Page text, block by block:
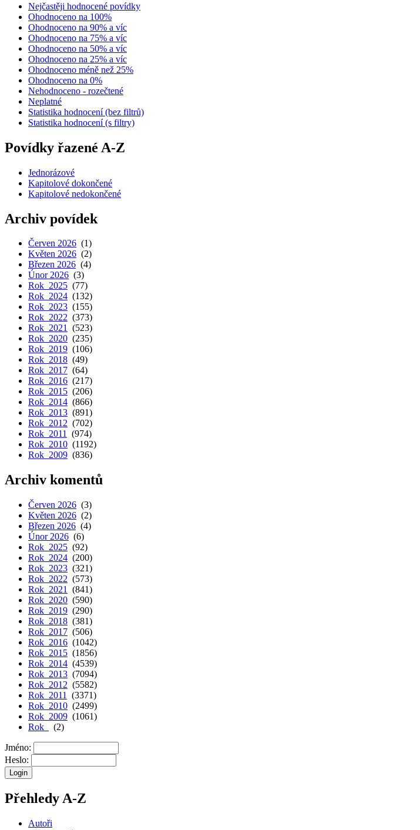
Nejčastěji hodnocené povídky
Ohodnoceno na 100%
Ohodnoceno na 90% a víc
Ohodnoceno na 75% a víc
Ohodnoceno na 50% a víc
Ohodnoceno na 25% a víc
Ohodnoceno méně než 25%
Ohodnoceno na 0%
Nehodnoceno - rozečtené
Neplatné
Statistika hodnocení (bez filtrů)
Statistika hodnocení (s filtry)
Povídky řazené A-Z
Jednorázové
Kapitolové dokončené
Kapitolové nedokončené
Archiv povídek
Červen 2026 (1)
Květen 2026 (2)
Březen 2026 (4)
Únor 2026 (3)
Rok 2025 (77)
Rok 2024 (132)
Rok 2023 (155)
Rok 2022 (373)
Rok 2021 (523)
Rok 2020 (235)
Rok 2019 (106)
Rok 2018 (49)
Rok 2017 (64)
Rok 2016 (217)
Rok 2015 (206)
Rok 2014 (866)
Rok 2013 (891)
Rok 2012 (702)
Rok 2011 (974)
Rok 2010 (1192)
Rok 2009 (836)
Archiv komentů
Červen 2026 (3)
Květen 2026 (2)
Březen 2026 (4)
Únor 2026 (6)
Rok 2025 (92)
Rok 2024 (200)
Rok 2023 (321)
Rok 2022 (573)
Rok 2021
(841)
Rok 2020 (590)
Rok 2019 (290)
Rok 2018 (381)
Rok 2017 (506)
Rok 2016 (1042)
Rok 2015 (1856)
Rok 2014 (4539)
Rok 2013 (7094)
Rok 2012 (5582)
Rok 2011
(3371)
Rok 2010 (2499)
Rok 2009 (1061)
Rok
(2)
Jméno:
Heslo:
Přehledy A-Z
Autoři